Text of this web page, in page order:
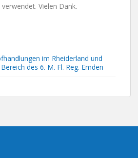
Vielen Dank.
im Rheiderland und
des 6. M. Fl. Reg. Emden